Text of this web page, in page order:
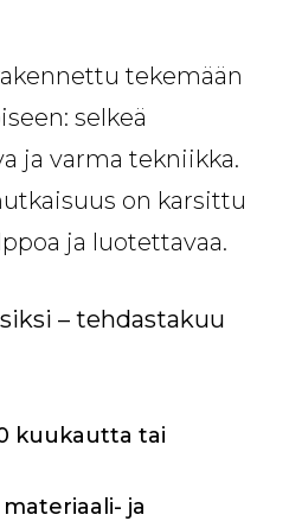
tekemään
selkeä
ja varma tekniikka.
on karsittu
ja luotettavaa.
– tehdastakuu
kuukautta tai
ja